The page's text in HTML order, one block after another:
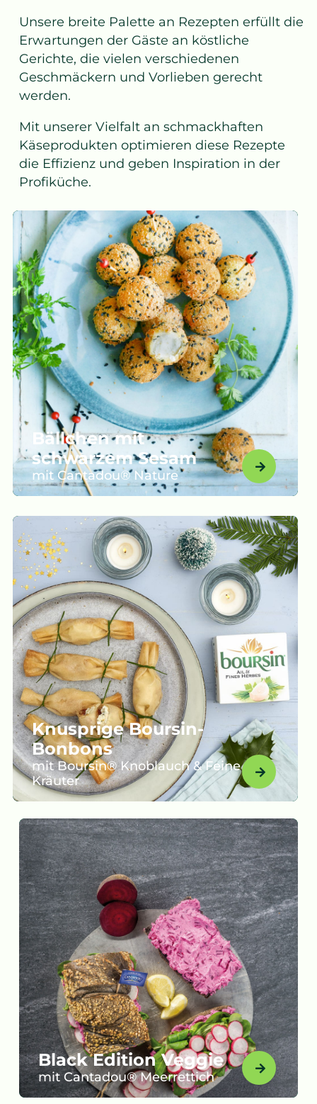
Unsere breite Palette an Rezepten erfüllt die
Erwartungen der Gäste an köstliche
Gerichte, die vielen verschiedenen
Geschmäckern und Vorlieben gerecht
werden.
Mit unserer Vielfalt an schmackhaften
Käseprodukten optimieren diese Rezepte
die Effizienz und geben Inspiration in der
Profiküche.
Bällchen mit
schwarzem Sesam
mit Cantadou® Nature
Knusprige Boursin-
Bonbons
mit Boursin® Knoblauch & Feine
Kräuter
Black Edition Veggie
mit Cantadou® Meerrettich